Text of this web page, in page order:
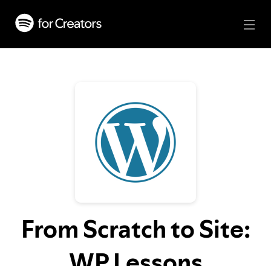
From Scratch to Site: